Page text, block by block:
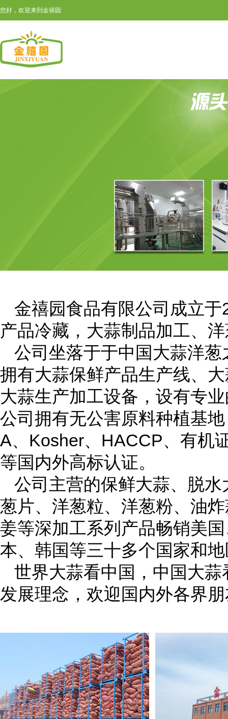
您好，欢迎来到金禧园
金禧园食品有限公司成立
产品冷藏，大蒜制品加工、
公司坐落于于中国大蒜洋
拥有大蒜保鲜产品生产线、
大蒜生产加工设备，设有专
公司拥有无公害原料种植基
A、Kosher、HACCP、有机
等国内外高标认证。
公司主营的保鲜大蒜、脱
葱片、洋葱粒、洋葱粉、油
姜等深加工系列产品畅销美
本、韩国等三十多个国家和
世界大蒜看中国，中国大
发展理念，欢迎国内外各界